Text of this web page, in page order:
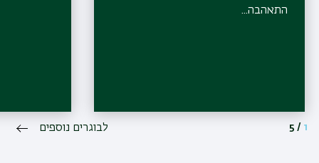
התאהבה...
1
/
5 לבוגרים נוספים